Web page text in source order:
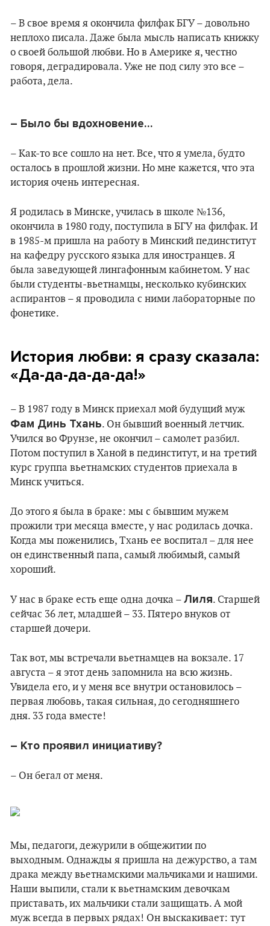
– В свое время я окончила филфак БГУ – довольно
неплохо писала. Даже была мысль написать книжку
о своей большой любви. Но в Америке я, честно
говоря, деградировала. Уже не под силу это все –
работа, дела.
– Было бы вдохновение…
– Как-то все сошло на нет. Все, что я умела, будто
осталось в прошлой жизни. Но мне кажется, что эта
история очень интересная.
Я родилась в Минске, училась в школе №136,
окончила в 1980 году, поступила в БГУ на филфак. И
в 1985-м пришла на работу в Минский пединститут
на кафедру русского языка для иностранцев. Я
была заведующей лингафонным кабинетом. У нас
были студенты-вьетнамцы, несколько кубинских
аспирантов – я проводила с ними лабораторные по
фонетике.
История любви: я сразу сказала:
«Да-да-да-да-да!»
– В 1987 году в Минск приехал мой будущий муж
Фам Динь Тхань. Он бывший военный летчик.
Учился во Фрунзе, не окончил – самолет разбил.
Потом поступил в Ханой в пединститут, и на третий
курс группа вьетнамских студентов приехала в
Минск учиться.
До этого я была в браке: мы с бывшим мужем
прожили три месяца вместе, у нас родилась дочка.
Когда мы поженились, Тхань ее воспитал – для нее
он единственный папа, самый любимый, самый
хороший.
У нас в браке есть еще одна дочка – Лиля. Старшей
сейчас 36 лет, младшей – 33. Пятеро внуков от
старшей дочери.
Так вот, мы встречали вьетнамцев на вокзале. 17
августа – я этот день запомнила на всю жизнь.
Увидела его, и у меня все внутри остановилось –
первая любовь, такая сильная, до сегодняшнего
дня. 33 года вместе!
– Кто проявил инициативу?
– Он бегал от меня.
Мы, педагоги, дежурили в общежитии по
выходным. Однажды я пришла на дежурство, а там
драка между вьетнамскими мальчиками и нашими.
Наши выпили, стали к вьетнамским девочкам
приставать, их мальчики стали защищать. А мой
муж всегда в первых рядах! Он выскакивает: тут